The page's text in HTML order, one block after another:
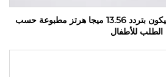
أساور تتبع RFID من السيليكون بتردد 13.56 ميجا هرتز مطبوعة حسب
الطلب للأطفال